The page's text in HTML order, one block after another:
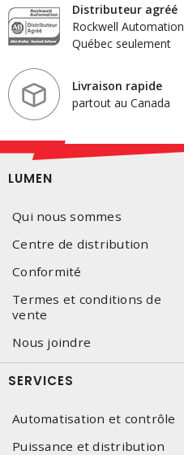
Distributeur agréé
Rockwell Automation
Québec seulement
Livraison rapide
partout au Canada
LUMEN
Qui nous sommes
Centre de distribution
Conformité
Termes et conditions de
vente
Nous joindre
SERVICES
Automatisation et contrôle
Puissance et distribution